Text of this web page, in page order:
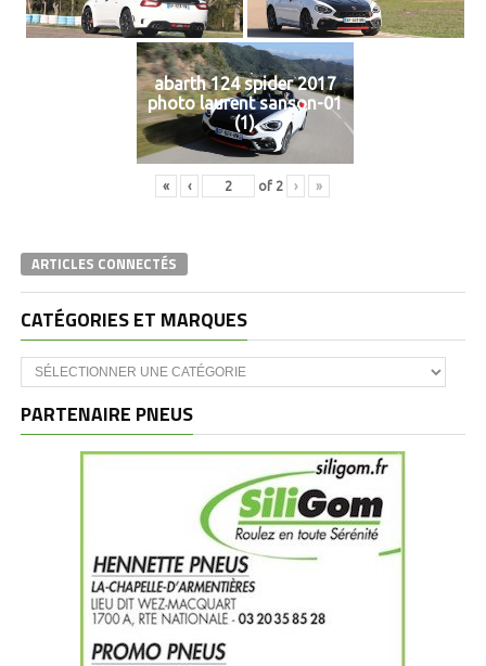
abarth 124 spider 2017
photo laurent sanson-01
(1)
« ‹ of 2 › »
ARTICLES CONNECTÉS
CATÉGORIES ET MARQUES
Catégories
et
PARTENAIRE PNEUS